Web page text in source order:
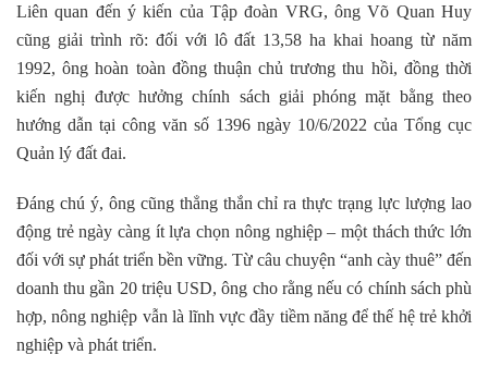
Liên quan đến ý kiến của Tập đoàn VRG, ông Võ Quan Huy
cũng giải trình rõ: đối với lô đất 13,58 ha khai hoang từ năm
1992, ông hoàn toàn đồng thuận chủ trương thu hồi, đồng thời
kiến nghị được hưởng chính sách giải phóng mặt bằng theo
hướng dẫn tại công văn số 1396 ngày 10/6/2022 của Tổng cục
Quản lý đất đai.
Đáng chú ý, ông cũng thẳng thắn chỉ ra thực trạng lực lượng lao
động trẻ ngày càng ít lựa chọn nông nghiệp – một thách thức lớn
đối với sự phát triển bền vững. Từ câu chuyện “anh cày thuê” đến
doanh thu gần 20 triệu USD, ông cho rằng nếu có chính sách phù
hợp, nông nghiệp vẫn là lĩnh vực đầy tiềm năng để thế hệ trẻ khởi
nghiệp và phát triển.